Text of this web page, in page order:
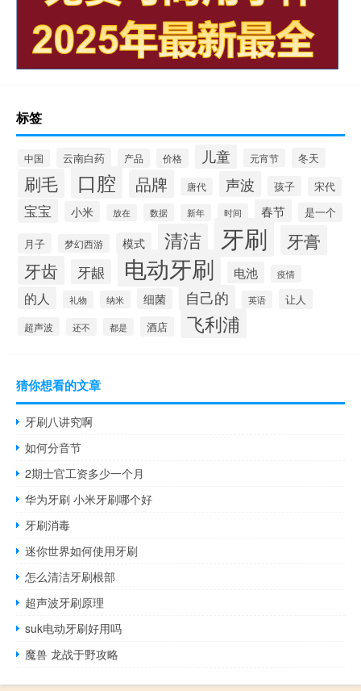
标签
中国 云南白药 产品 价格 儿童 元宵节 冬天
刷毛 口腔 品牌 唐代 声波 孩子 宋代
宝宝 小米 放在 数据 新年 时间 春节 是一个
月子 梦幻西游 模式 清洁 牙刷 牙膏
牙齿 牙龈 电动牙刷 电池 疫情
的人 礼物 纳米 细菌 自己的 英语 让人
超声波 还不 都是 酒店 飞利浦
猜你想看的文章
牙刷八讲究啊
如何分音节
2期士官工资多少一个月
华为牙刷 小米牙刷哪个好
牙刷消毒
迷你世界如何使用牙刷
怎么清洁牙刷根部
超声波牙刷原理
suk电动牙刷好用吗
魔兽 龙战于野攻略